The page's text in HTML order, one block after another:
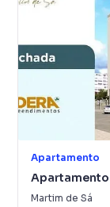
Apartamento
Apartamento
Martim de Sá